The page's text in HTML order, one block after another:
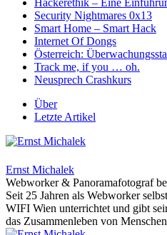
Hackerethik – Eine
Security Nightmares 0x13
Smart Home – Smart Hack
Internet Of Dongs
Österreich:
Track me, if you … oh.
Neusprech Crashkurs
Über
Letzte Artikel
Ernst Michalek
Webworker & Panoramafotograf
Seit 25 Jahren als Webworker
WIFI Wien unterrichtet und gibt
das Zusammenleben von